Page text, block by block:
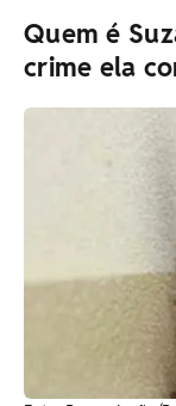
Quem é
crime ela